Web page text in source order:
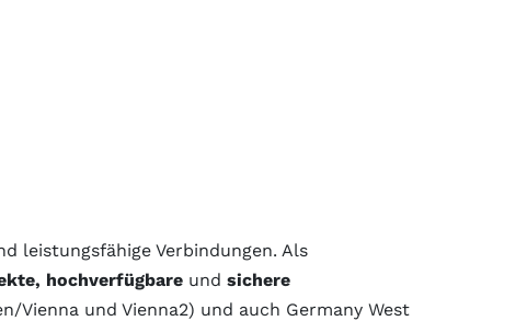
leistungsfähige Verbindungen. Als
hochverfügbare und sichere
Vienna und Vienna2) und auch Germany West